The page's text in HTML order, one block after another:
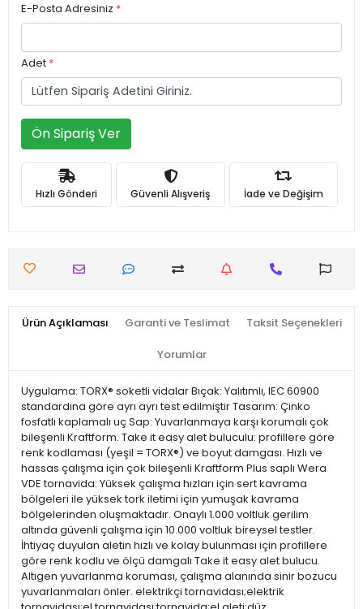
E-Posta Adresiniz *
Adet *
Ön Sipariş Ver
Hızlı Gönderi Güvenli Alışveriş İade ve Değişim
Ürün Açıklaması Garanti ve Teslimat Taksit Seçenekleri
Yorumlar
Uygulama: TORX® soketli vidalar Bıçak: Yalıtımlı, IEC 60900
standardına göre ayrı ayrı test edilmiştir Tasarım: Çinko
fosfatlı kaplamalı uç Sap: Yuvarlanmaya karşı korumalı çok
bileşenli Kraftform. Take it easy alet buluculu: profillere göre
renk kodlaması (yeşil = TORX®) ve boyut damgası. Hızlı ve
hassas çalışma için çok bileşenli Kraftform Plus saplı Wera
VDE tornavida: Yüksek çalışma hızları için sert kavrama
bölgeleri ile yüksek tork iletimi için yumuşak kavrama
bölgelerinden oluşmaktadır. Onaylı 1.000 voltluk gerilim
altında güvenli çalışma için 10.000 voltluk bireysel testler.
İhtiyaç duyulan aletin hızlı ve kolay bulunması için profillere
göre renk kodlu ve ölçü damgalı Take it easy alet bulucu.
Altıgen yuvarlanma koruması, çalışma alanında sinir bozucu
yuvarlanmaları önler. elektrikçi tornavidası;elektrik